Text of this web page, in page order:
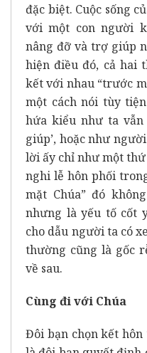
đặc biệt. Cuộc sống
với một con người
nâng đỡ và trợ giúp
hiện điều đó, cả hai
kết với nhau “trước
một cách nói tùy
hứa kiểu như ta vẫn
giúp’, hoặc như
lời ấy chỉ như một
nghi lễ hôn phối
mặt Chúa” đó
nhưng là yếu tố cốt
cho dẫu người ta có
thường cũng là gốc
về sau.
Cùng đi với Chúa
Đôi bạn chọn kết hôn